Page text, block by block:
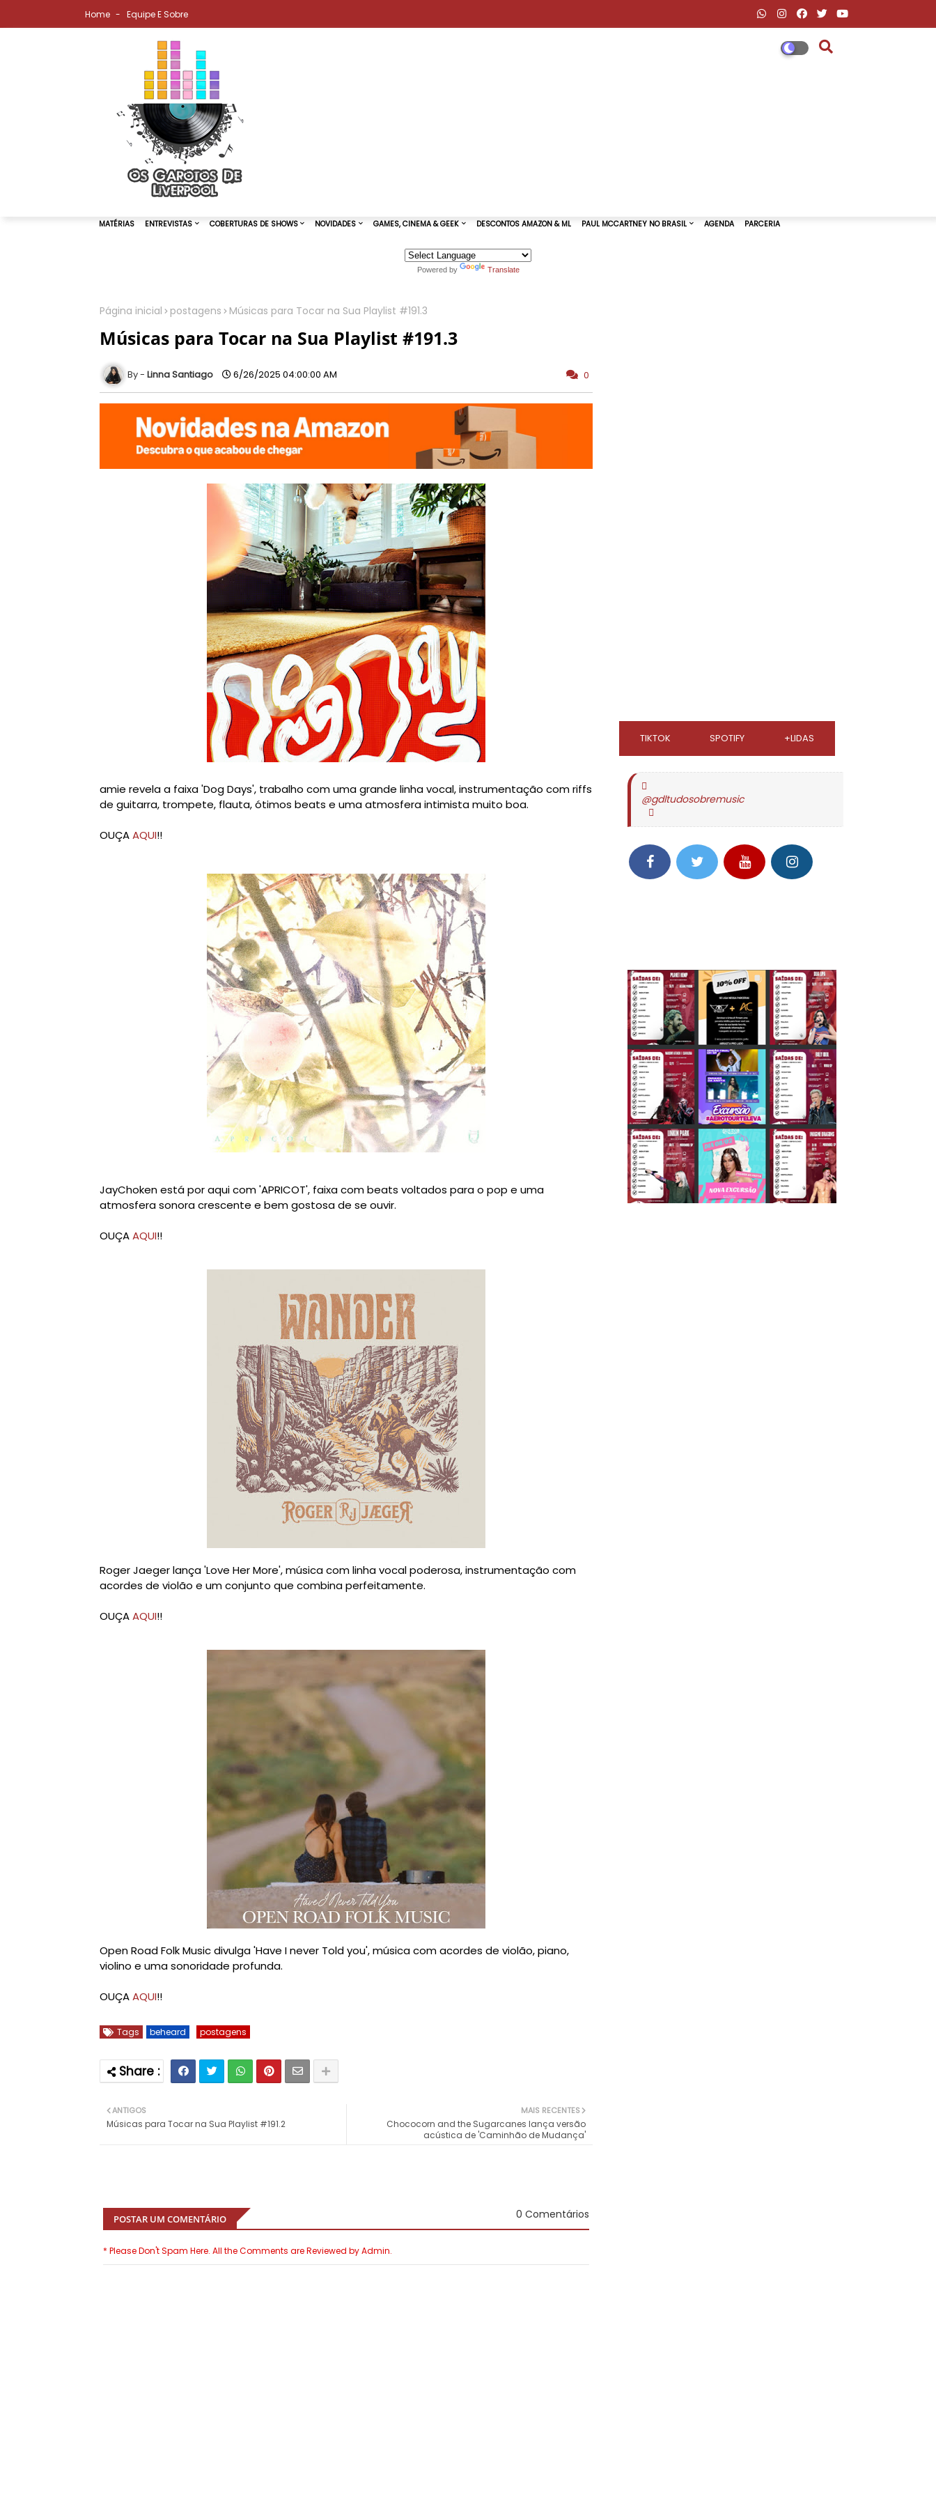
Home Equipe E Sobre
Powered by Translate
Página inicial postagens Músicas para Tocar na Sua Playlist #191.3
Músicas para Tocar na Sua Playlist #191.3
Linna Santiago 6/26/2025 04:00:00 AM 0
amie revela a faixa 'Dog Days', trabalho com uma grande linha vocal, instrumentação com riffs
de guitarra, trompete, flauta, ótimos beats e uma atmosfera intimista muito boa.
OUÇAAQUI!!
JayChoken está por aqui com 'APRICOT', faixa com beats voltados para o pop e uma
atmosfera sonora crescente e bem gostosa de se ouvir.
OUÇAAQUI!!
Roger Jaeger lança 'Love Her More', música com linha vocal poderosa, instrumentação com
acordes de violão e um conjunto que combina perfeitamente.
OUÇAAQUI!!
Open Road Folk Music divulga 'Have I never Told you', música com acordes de violão, piano,
violino e uma sonoridade profunda.
OUÇAAQUI!!
Tags beheard postagens
MAIS RECENTES
Chococorn and the Sugarcanes lança versão
acústica de 'Caminhão de Mudança'
ANTIGOS
Músicas para Tocar na Sua Playlist #191.2
POSTAR UM COMENTÁRIO 0 Comentários
* Please Don't Spam Here. All the Comments are Reviewed by Admin.
TIKTOK SPOTIFY +LIDAS
@gdltudosobremusic